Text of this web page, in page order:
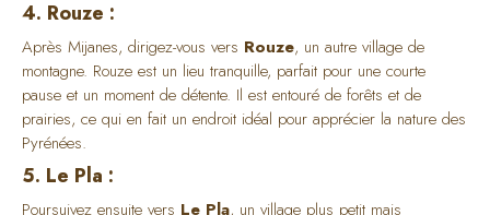
4. Rouze :
Après Mijanes, dirigez-vous vers Rouze, un autre village de
montagne. Rouze est un lieu tranquille, parfait pour une courte
pause et un moment de détente. Il est entouré de forêts et de
prairies, ce qui en fait un endroit idéal pour apprécier la nature des
Pyrénées.
5. Le Pla :
Poursuivez ensuite vers Le Pla, un village plus petit mais